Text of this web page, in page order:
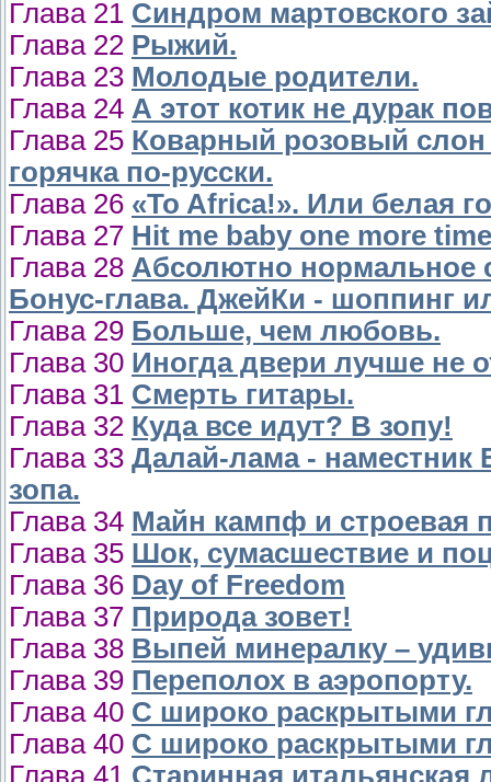
Глава 21 Синдром мартовского
Глава 22 Рыжий.
Глава 23 Молодые родители.
Глава 24 А этот котик не дурак
Глава 25 Коварный розовый
горячка по-русски.
Глава 26 «To Africa!». Или белая
Глава 27 Hit me baby one more
Глава 28 Абсолютно нормальное
Бонус-глава. ДжейКи - шоппинг
Глава 29 Больше, чем любовь.
Глава 30 Иногда двери лучше не
Глава 31 Смерть гитары.
Глава 32 Куда все идут? В зопу!
Глава 33 Далай-лама - наместник
зопа.
Глава 34 Майн кампф и строевая
Глава 35 Шок, сумасшествие и
Глава 36 Day of Freedom
Глава 37 Природа зовет!
Глава 38 Выпей минералку –
Глава 39 Переполох в аэропорту.
Глава 40 С широко раскрытыми
Глава 40 С широко раскрытыми
Глава 41 Старинная итальянская